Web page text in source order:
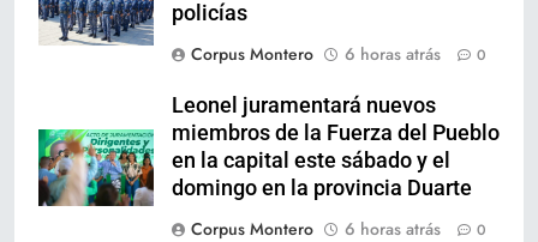
policías
Corpus Montero
6 horas atrás 0
Leonel juramentará nuevos
miembros de la Fuerza del Pueblo
en la capital este sábado y el
domingo en la provincia Duarte
Corpus Montero
6 horas atrás 0